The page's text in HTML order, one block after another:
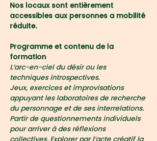
Nos locaux sont entièrement
accessibles aux personnes a mobilité
réduite.
Programme et contenu de la
formation
L’arc-en-ciel du désir ou les
techniques introspectives.
Jeux, exercices et improvisations
appuyant les laboratoires de recherche
du personnage et de ses interrelations.
Partir de questionnements individuels
pour arriver à des réflexions
collectives. Explorer par l’acte créatif la